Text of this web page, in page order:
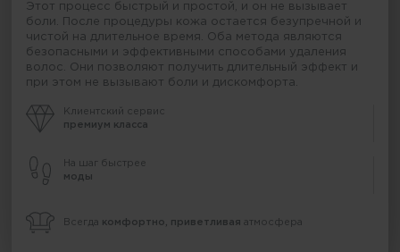
Этот процесс быстрый и простой, и он не вызывает
боли. После процедуры кожа остается безупречной и
чистой на длительное время. Оба метода являются
безопасными и эффективными способами удаления
волос. Они позволяют получить длительный эффект и
при этом не вызывают боли и дискомфорта.
Клиентский сервис
премиум класса
На шаг быстрее
моды
Всегда комфортно, приветливая атмосфера